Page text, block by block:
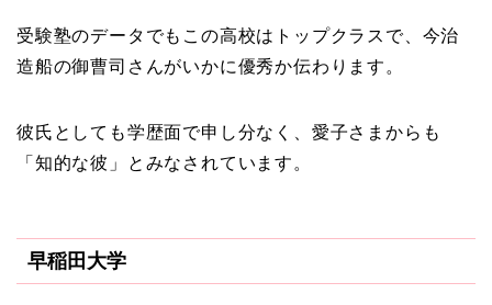
受験塾のデータでもこの高校はトップクラスで、今治
造船の御曹司さんがいかに優秀か伝わります。
彼氏としても学歴面で申し分なく、愛子さまからも
「知的な彼」とみなされています。
早稲田大学